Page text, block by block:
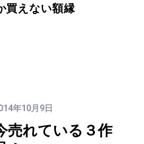
買えない額縁
年10月9日
売れている３作